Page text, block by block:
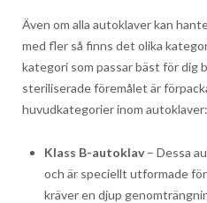
Även om alla autoklaver kan
med fler så finns det olika
kategori som passar bäst för dig
steriliserade föremålet är
huvudkategorier inom autoklaver:
Klass B-autoklav– Dessa
och är speciellt utformade
kräver en djup